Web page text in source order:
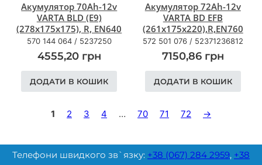
Акумулятор 70Ah-12v
VARTA BLD (E9)
(278x175x175), R, EN640
570 144 064/ 5237250
4555,20 грн
ДОДАТИ В КОШИК
Акумулятор 72Ah-12v
VARTA BD EFB
(261х175х220),R,EN760
572 501 076/ 52371236812
7150,86 грн
ДОДАТИ В КОШИК
1 2 3 4 … 70 71 72 →
Телефони швидкого зв`язку: +38 (067) 284 2959, +38